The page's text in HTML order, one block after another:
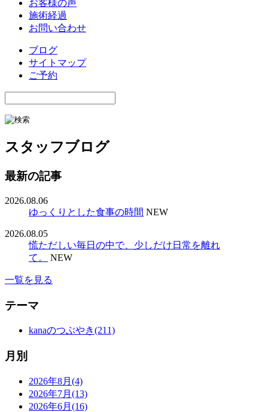
お客様の声
施術経過
お問い合わせ
ブログ
サイトマップ
ご予約
スタッフブログ
最新の記事
2026.08.06
ゆっくりとした食事の時間 NEW
2026.08.05
慌ただしい毎日の中で、少しだけ日常を離れ
て。
NEW
一覧を見る
テーマ
kanaのつぶやき(211)
月別
2026年8月(4)
2026年7月(13)
2026年6月(16)